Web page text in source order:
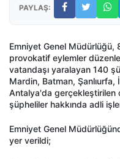
PAYLAŞ:
Emniyet Genel Müdürlüğü,
provokatif eylemler
vatandaşı yaralayan 140
Mardin, Batman,
Antalya'da gerçekleştirilen
şüpheliler hakkında adli
Emniyet Genel
yer verildi;